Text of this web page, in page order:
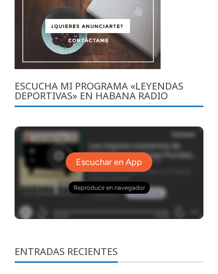
ESCUCHA MI PROGRAMA «LEYENDAS
DEPORTIVAS» EN HABANA RADIO
ENTRADAS RECIENTES